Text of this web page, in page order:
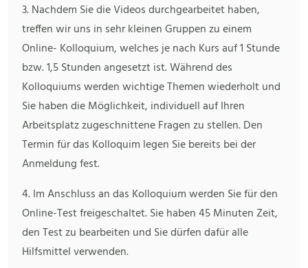
3. Nachdem Sie die Videos durchgearbeitet haben,
treffen wir uns in sehr kleinen Gruppen zu einem
Online- Kolloquium, welches je nach Kurs auf 1 Stunde
bzw. 1,5 Stunden angesetzt ist. Während des
Kolloquiums werden wichtige Themen wiederholt und
Sie haben die Möglichkeit, individuell auf Ihren
Arbeitsplatz zugeschnittene Fragen zu stellen. Den
Termin für das Kolloquim legen Sie bereits bei der
Anmeldung fest.
4. Im Anschluss an das Kolloquium werden Sie für den
Online-Test freigeschaltet. Sie haben 45 Minuten Zeit,
den Test zu bearbeiten und Sie dürfen dafür alle
Hilfsmittel verwenden.